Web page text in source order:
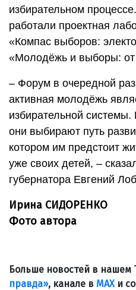
избирательном
работали проектная
«Компас выборов:
«Молодёжь и выборы: от
– Форум в очередной
активная молодёжь
избирательной системы.
они выбирают путь
котором им предстоит
уже своих детей, –
губернатора Евгений
Ирина СИДОРЕНКО
Фото автора
Больше новостей в нашем
правда», канале в МАХи